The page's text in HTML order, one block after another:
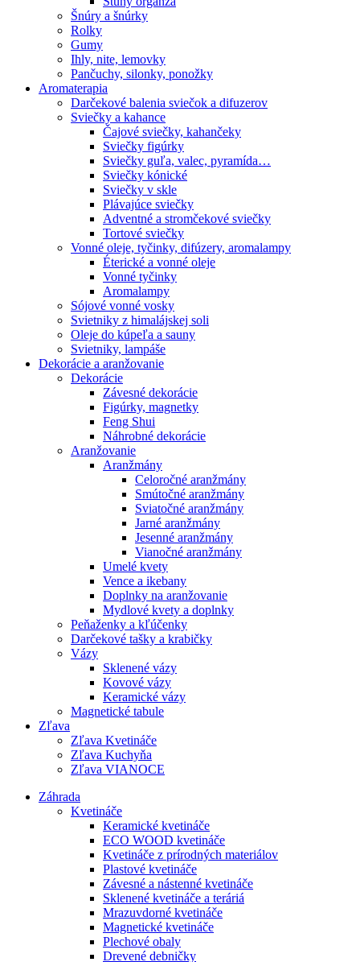
Šnúry a šnúrky
Rolky
Gumy
Ihly, nite, lemovky
Pančuchy, silonky, ponožky
Aromaterapia
Darčekové balenia sviečok a difuzerov
Sviečky a kahance
Čajové sviečky, kahančeky
Sviečky figúrky
Sviečky guľa, valec, pyramída…
Sviečky kónické
Sviečky v skle
Plávajúce sviečky
Adventné a stromčekové sviečky
Tortové sviečky
Vonné oleje, tyčinky, difúzery, aromalampy
Éterické a vonné oleje
Vonné tyčinky
Aromalampy
Sójové vonné vosky
Svietniky z himalájskej soli
Oleje do kúpeľa a sauny
Svietniky, lampáše
Dekorácie a aranžovanie
Dekorácie
Závesné dekorácie
Figúrky, magnetky
Feng Shui
Náhrobné dekorácie
Aranžovanie
Aranžmány
Celoročné aranžmány
Smútočné aranžmány
Sviatočné aranžmány
Jarné aranžmány
Jesenné aranžmány
Vianočné aranžmány
Umelé kvety
Vence a ikebany
Doplnky na aranžovanie
Mydlové kvety a doplnky
Peňaženky a kľúčenky
Darčekové tašky a krabičky
Vázy
Sklenené vázy
Kovové vázy
Keramické vázy
Magnetické tabule
Zľava
Zľava Kvetináče
Zľava Kuchyňa
Zľava VIANOCE
Záhrada
Kvetináče
Keramické kvetináče
ECO WOOD kvetináče
Kvetináče z prírodných materiálov
Plastové kvetináče
Závesné a nástenné kvetináče
Sklenené kvetináče a teráriá
Mrazuvdorné kvetináče
Magnetické kvetináče
Plechové obaly
Drevené debničky